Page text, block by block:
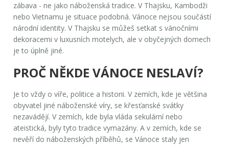
zábava - ne jako náboženská tradice. V Thajsku, Kambodži
nebo Vietnamu je situace podobná. Vánoce nejsou součástí
národní identity. V Thajsku se můžeš setkat s vánočními
dekoracemi v luxusních motelych, ale v obyčejných domech
je to úplně jiné.
PROČ NĚKDE VÁNOCE NESLAVÍ?
Je to vždy o víře, politice a historii. V zemích, kde je většina
obyvatel jiné náboženské víry, se křesťanské svátky
nezavádějí. V zemích, kde byla vláda sekulární nebo
ateistická, byly tyto tradice vymazány. A v zemích, kde se
nevěří do náboženských příběhů, se Vánoce staly jen